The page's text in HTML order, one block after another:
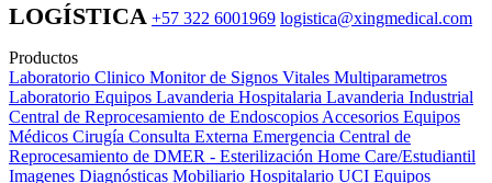
LOGÍSTICA +57 322 6001969 logistica@xingmedical.com
Productos
Laboratorio Clinico Monitor de Signos Vitales Multiparametros
Laboratorio Equipos Lavanderia Hospitalaria Lavanderia Industrial
Central de Reprocesamiento de Endoscopios Accesorios Equipos
Médicos Cirugía Consulta Externa Emergencia Central de
Reprocesamiento de DMER - Esterilización Home Care/Estudiantil
Imagenes Diagnósticas Mobiliario Hospitalario UCI Equipos